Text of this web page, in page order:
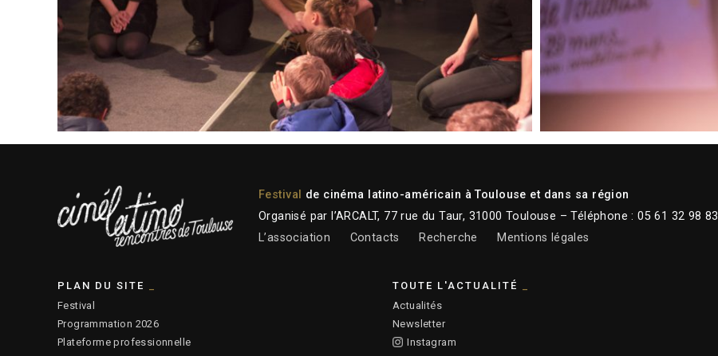
Festival
de cinéma latino-américain à Toulouse et dans sa région
Organisé par l’ARCALT, 77 rue du Taur, 31000 Toulouse – Téléphone : 05 61 32 98 83
L’association
Contacts Recherche Mentions légales
PLAN DU SITE
Festival
Programmation 2026
Plateforme professionnelle
TOUTE L'ACTUALITÉ
Actualités
Newsletter
Instagram